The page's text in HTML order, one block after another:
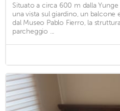
Situato a circa 600 m dalla
una vista sul giardino, un balcone
dal Museo Pablo Fierro, la
parcheggio ...